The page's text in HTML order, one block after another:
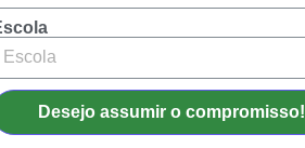
Desejo assumir o compromisso!